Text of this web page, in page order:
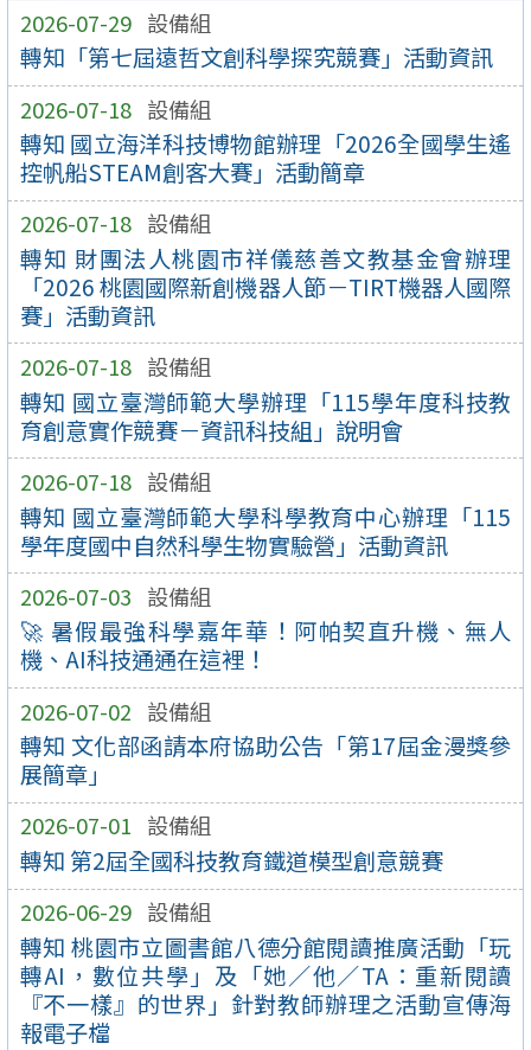
2026-07-29 設備組
轉知「第七屆遠哲文創科學探究競賽」活動資訊
2026-07-18 設備組
轉知 國立海洋科技博物館辦理「2026全國學生遙
控帆船STEAM創客大賽」活動簡章
2026-07-18 設備組
轉知 財團法人桃園市祥儀慈善文教基金會辦理
「2026 桃園國際新創機器人節－TIRT機器人國際
賽」活動資訊
2026-07-18 設備組
轉知 國立臺灣師範大學辦理「115學年度科技教
育創意實作競賽－資訊科技組」說明會
2026-07-18 設備組
轉知 國立臺灣師範大學科學教育中心辦理「115
學年度國中自然科學生物實驗營」活動資訊
2026-07-03 設備組
🚀 暑假最強科學嘉年華！阿帕契直升機、無人
機、AI科技通通在這裡！
2026-07-02 設備組
轉知 文化部函請本府協助公告「第17屆金漫獎參
展簡章」
2026-07-01 設備組
轉知 第2屆全國科技教育鐵道模型創意競賽
2026-06-29 設備組
轉知 桃園市立圖書館八德分館閱讀推廣活動「玩
轉AI，數位共學」及「她／他／TA：重新閱讀
『不一樣』的世界」針對教師辦理之活動宣傳海
報電子檔